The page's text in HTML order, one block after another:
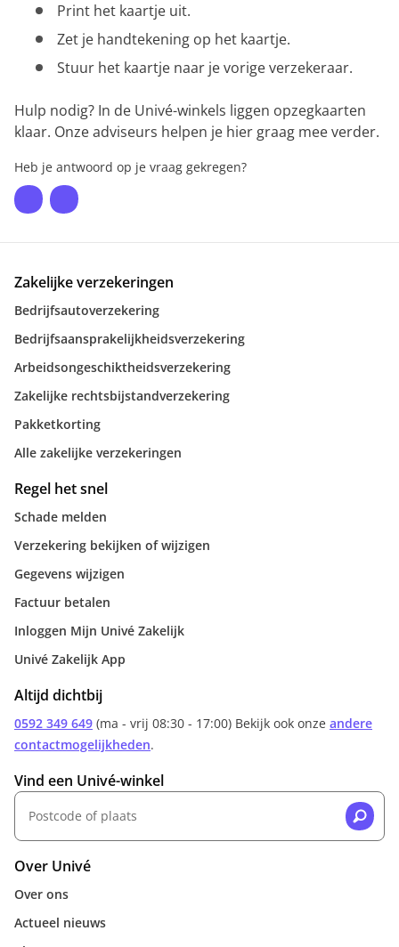
Print het kaartje uit.
Zet je handtekening op het kaartje.
Stuur het kaartje naar je vorige verzekeraar.
Hulp nodig? In de Univé-winkels liggen opzegkaarten
klaar. Onze adviseurs helpen je hier graag mee verder.
Heb je antwoord op je vraag gekregen?
Zakelijke verzekeringen
Bedrijfsautoverzekering
Bedrijfsaansprakelijkheidsverzekering
Arbeidsongeschiktheidsverzekering
Zakelijke rechtsbijstandverzekering
Pakketkorting
Alle zakelijke verzekeringen
Regel het snel
Schade melden
Verzekering bekijken of wijzigen
Gegevens wijzigen
Factuur betalen
Inloggen Mijn Univé Zakelijk
Univé Zakelijk App
Altijd dichtbij
0592 349 649 (ma - vrij 08:30 - 17:00) Bekijk ook onze andere
contactmogelijkheden.
Vind een Univé-winkel
Over Univé
Over ons
Actueel nieuws